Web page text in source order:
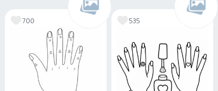
700 535